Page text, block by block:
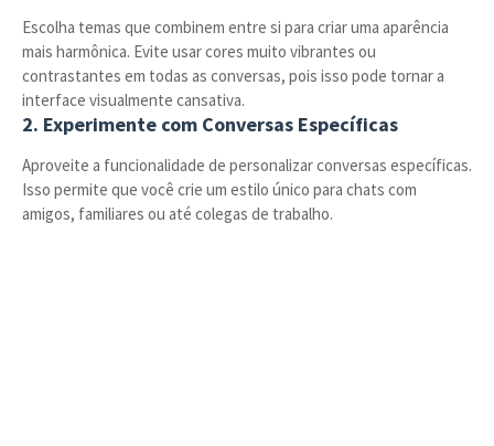
Escolha temas que combinem entre si para criar uma aparência
mais harmônica. Evite usar cores muito vibrantes ou
contrastantes em todas as conversas, pois isso pode tornar a
interface visualmente cansativa.
2. Experimente com Conversas Específicas
Aproveite a funcionalidade de personalizar conversas específicas.
Isso permite que você crie um estilo único para chats com
amigos, familiares ou até colegas de trabalho.